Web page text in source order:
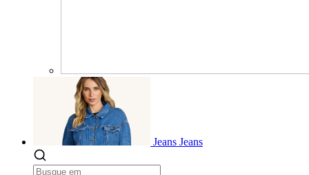
Jeans Jeans